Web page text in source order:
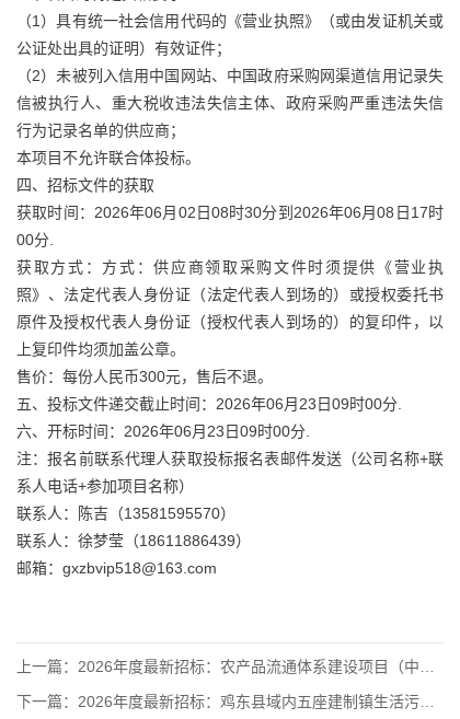
（1）具有统一社会信用代码的《营业执照》（或由发证机关或
公证处出具的证明）有效证件；
（2）未被列入信用中国网站、中国政府采购网渠道信用记录失
信被执行人、重大税收违法失信主体、政府采购严重违法失信
行为记录名单的供应商；
本项目不允许联合体投标。
四、招标文件的获取
获取时间：2026年06月02日08时30分到2026年06月08日17时
00分.
获取方式：方式：供应商领取采购文件时须提供《营业执
照》、法定代表人身份证（法定代表人到场的）或授权委托书
原件及授权代表人身份证（授权代表人到场的）的复印件，以
上复印件均须加盖公章。
售价：每份人民币300元，售后不退。
五、投标文件递交截止时间：2026年06月23日09时00分.
六、开标时间：2026年06月23日09时00分.
注：报名前联系代理人获取投标报名表邮件发送（公司名称+联
系人电话+参加项目名称）
联系人：陈吉（13581595570）
联系人：徐梦莹（18611886439）
邮箱：gxzbvip518@163.com
上一篇： 2026年度最新招标：农产品流通体系建设项目（中央厨房与食材
下一篇： 2026年度最新招标：鸡东县域内五座建制镇生活污水处理项目污